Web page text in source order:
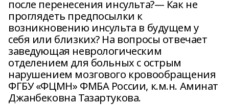
после перенесения инсульта?— Как не
проглядеть предпосылки к
возникновению инсульта в будущем у
себя или близких? На вопросы отвечает
заведующая неврологическим
отделением для больных с острым
нарушением мозгового кровообращения
ФГБУ «ФЦМН» ФМБА России, к.м.н. Аминат
Джанбековна Тазартукова.